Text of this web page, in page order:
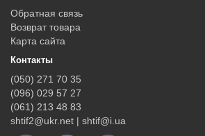
Обратная связь
Возврат товара
Карта сайта
Контакты
(050) 271 70 35
(096) 029 57 27
(061) 213 48 83
shtif2@ukr.net | shtif@i.ua